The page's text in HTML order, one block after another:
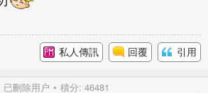
私人傳訊 回覆 引用
已刪除用户 積分: 46481